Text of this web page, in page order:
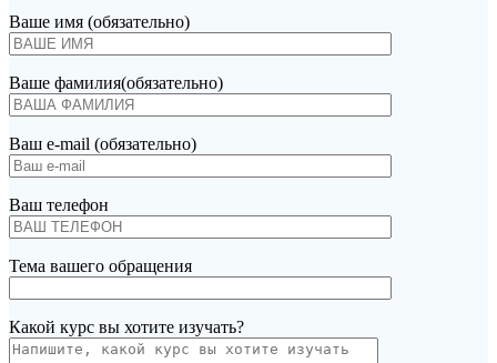
Ваше имя (обязательно)
Ваше фамилия(обязательно)
Ваш e-mail (обязательно)
Ваш телефон
Тема вашего обращения
Какой курс вы хотите изучать?